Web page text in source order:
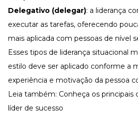
Delegativo (delegar): a liderança
executar as tarefas, oferecendo
mais aplicada com pessoas de nível
Esses tipos de liderança situacional
estilo deve ser aplicado conforme a
experiência e motivação da pessoa
Leia também: Conheça os principais
líder de sucesso